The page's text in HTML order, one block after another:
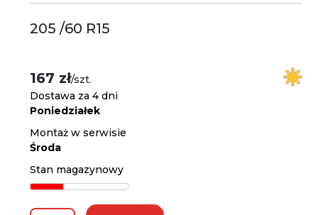
205 /60 R15
167 zł/szt.
Dostawa za 4 dni
Poniedziałek
Montaż w serwisie
Środa
Stan magazynowy